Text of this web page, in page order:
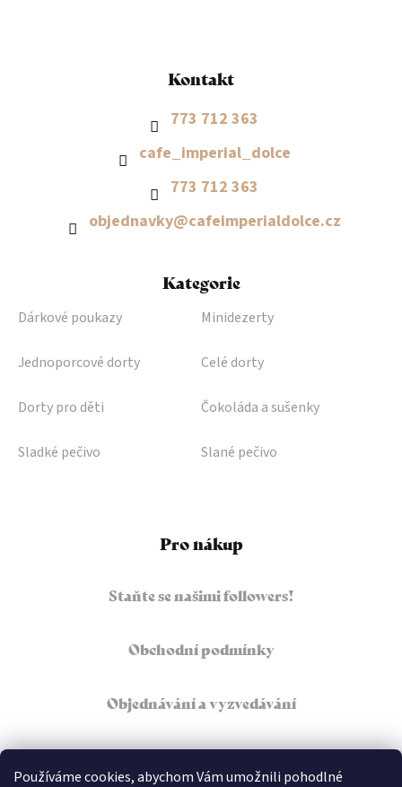
Používáme cookies, abychom Vám umožnili pohodlné
Kontakt
objednavky@cafeimperialdolce.cz
773 712 363
773 712 363
cafe_imperial_dolce
Kategorie
Dárkové poukazy Minidezerty
Jednoporcové dorty Celé dorty
Dorty pro děti Čokoláda a sušenky
Sladké pečivo Slané pečivo
Pro nákup
Staňte se našimi followers!
Obchodní podmínky
Objednávání a vyzvedávání
Podmínky ochrany osobních údajů